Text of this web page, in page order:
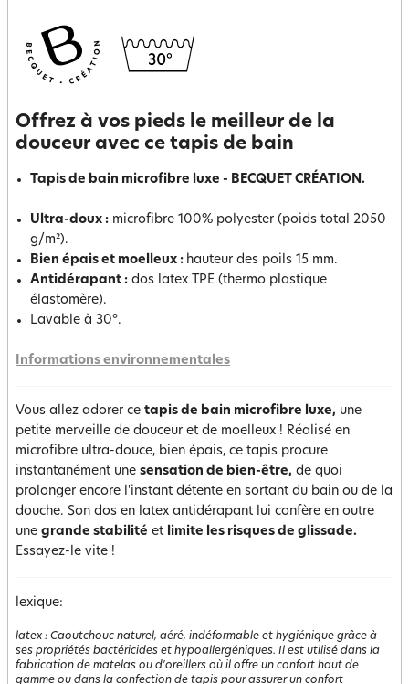
Offrez à vos pieds le meilleur de la
douceur avec ce tapis de bain
Tapis de bain microfibre luxe - BECQUET CRÉATION.
Ultra-doux : microfibre 100% polyester (poids total 2050
g/m²).
Bien épais et moelleux : hauteur des poils 15 mm.
Antidérapant : dos latex TPE (thermo plastique
élastomère).
Lavable à 30°.
Informations environnementales
Vous allez adorer ce tapis de bain microfibre luxe, une
petite merveille de douceur et de moelleux ! Réalisé en
microfibre ultra-douce, bien épais, ce tapis procure
instantanément une sensation de bien-être, de quoi
prolonger encore l'instant détente en sortant du bain ou de la
douche. Son dos en latex antidérapant lui confère en outre
une grande stabilité et limite les risques de glissade.
Essayez-le vite !
lexique:
latex : Caoutchouc naturel, aéré, indéformable et hygiénique grâce à
ses propriétés bactéricides et hypoallergéniques. Il est utilisé dans la
fabrication de matelas ou d'oreillers où il offre un confort haut de
gamme ou dans la confection de tapis pour assurer un confort